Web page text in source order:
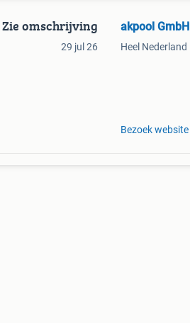
Zie omschrijving
29 jul 26
akpool GmbH
Heel Nederland
Bezoek website